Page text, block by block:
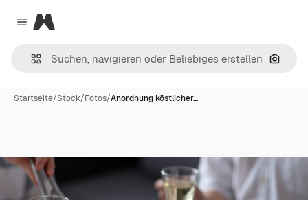
Close menu
Magnific
Nach
Startseite/Stock/Fotos/Anordnung köstlicher…